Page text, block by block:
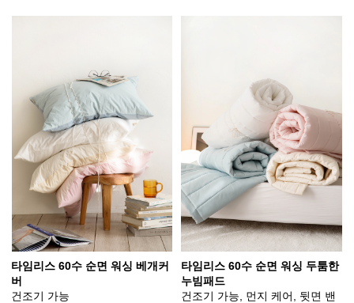
타임리스 60수 순면 워싱 베개커
버
건조기 가능
타임리스 60수 순면 워싱 두툼한
누빔패드
건조기 가능, 먼지 케어, 뒷면 밴